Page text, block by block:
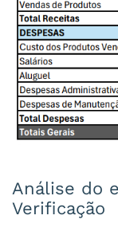
Análise do
Verificação